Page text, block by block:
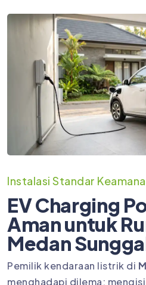
Instalasi Standar
EV Charging
Aman untuk
Medan
Pemilik kendaraan listrik di
menghadapi dilema: